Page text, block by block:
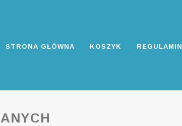
STRONA GŁÓWNA KOSZYK REGULAMIN